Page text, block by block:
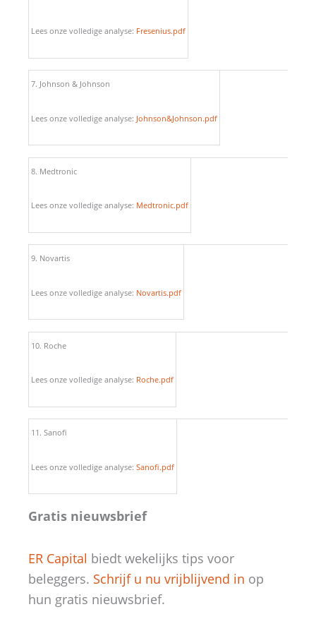
Lees onze volledige analyse: Fresenius.pdf
7. Johnson & Johnson
Lees onze volledige analyse: Johnson&Johnson.pdf
8. Medtronic
Lees onze volledige analyse: Medtronic.pdf
9. Novartis
Lees onze volledige analyse: Novartis.pdf
10. Roche
Lees onze volledige analyse: Roche.pdf
11. Sanofi
Lees onze volledige analyse: Sanofi.pdf
Gratis nieuwsbrief
ER Capital biedt wekelijks tips voor
beleggers. Schrijf u nu vrijblijvend in op
hun gratis nieuwsbrief.